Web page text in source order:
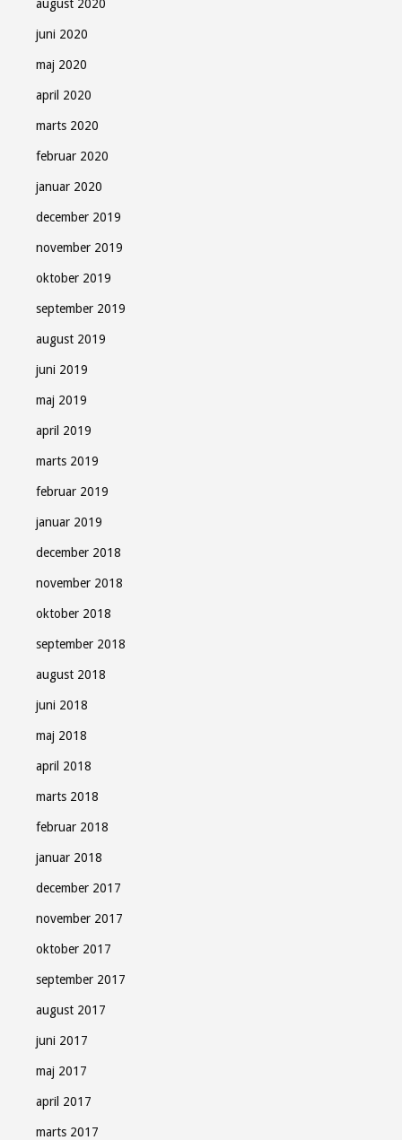
august 2020
juni 2020
maj 2020
april 2020
marts 2020
februar 2020
januar 2020
december 2019
november 2019
oktober 2019
september 2019
august 2019
juni 2019
maj 2019
april 2019
marts 2019
februar 2019
januar 2019
december 2018
november 2018
oktober 2018
september 2018
august 2018
juni 2018
maj 2018
april 2018
marts 2018
februar 2018
januar 2018
december 2017
november 2017
oktober 2017
september 2017
august 2017
juni 2017
maj 2017
april 2017
marts 2017